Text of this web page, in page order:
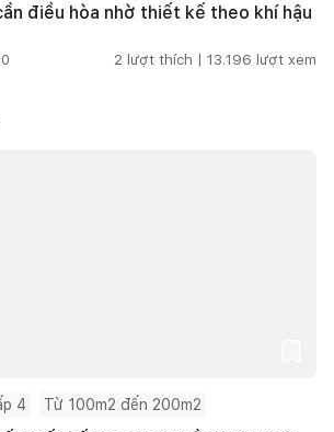
điều hòa nhờ thiết kế theo khí hậu
2 lượt thích | 13.196 lượt xem
4 Từ 100m2 đến 200m2